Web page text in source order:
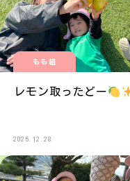
もも組
レモン取ったどー
2025.12.28